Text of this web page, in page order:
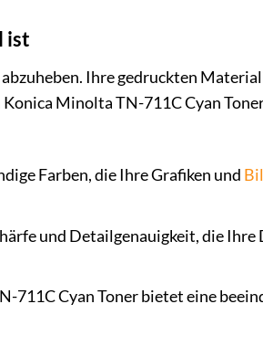
ist
Ihre gedruckten
Minolta TN-711C Cyan
Farben, die Ihre Grafiken und
und Detailgenauigkeit, die Ihre
711C Cyan Toner bietet eine